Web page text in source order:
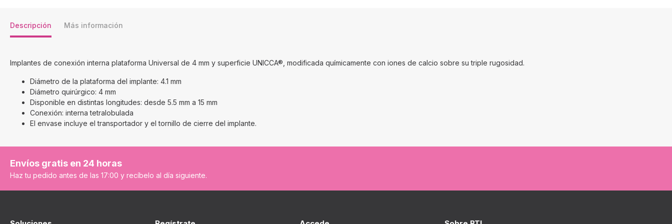
Descripción Más información
Implantes de conexión interna plataforma Universal de 4 mm y superficie UNICCA®, modificada químicamente con iones de calcio sobre su triple rugosidad.
Diámetro de la plataforma del implante: 4.1 mm
Diámetro quirúrgico: 4 mm
Disponible en distintas longitudes: desde 5.5 mm a 15 mm
Conexión: interna tetralobulada
El envase incluye el transportador y el tornillo de cierre del implante.
Envíos gratis en 24 horas
Haz tu pedido antes de las 17:00 y recíbelo al día siguiente.